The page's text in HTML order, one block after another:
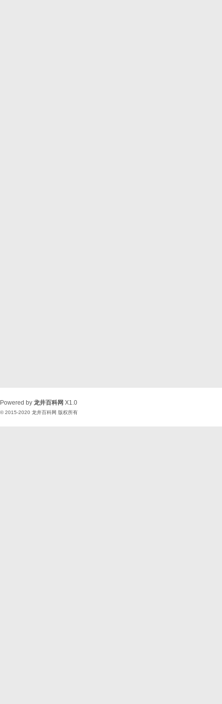
Powered by 龙井百科网 X1.0
© 2015-2020 龙井百科网 版权所有